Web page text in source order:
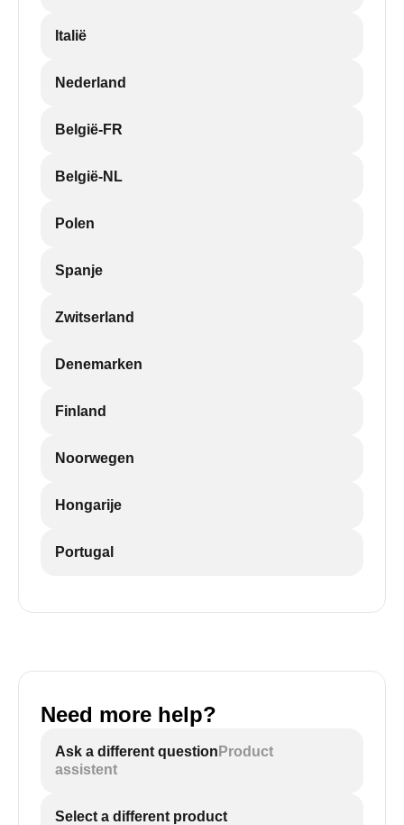
Italië
Nederland
België-FR
België-NL
Polen
Spanje
Zwitserland
Denemarken
Finland
Noorwegen
Hongarije
Portugal
Need more help?
Ask a different question Product
assistent
Select a different product